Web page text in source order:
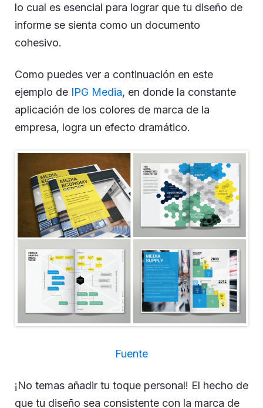
lo cual es esencial para lograr que tu diseño de
informe se sienta como un documento
cohesivo.
Como puedes ver a continuación en este
ejemplo de IPG Media, en donde la constante
aplicación de los colores de marca de la
empresa, logra un efecto dramático.
Fuente
¡No temas añadir tu toque personal! El hecho de
que tu diseño sea consistente con la marca de